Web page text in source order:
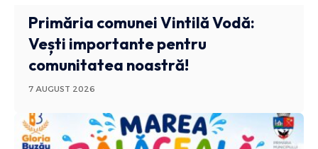
Primăria comunei Vintilă Vodă:
Vești importante pentru
comunitatea noastră!
7 AUGUST 2026